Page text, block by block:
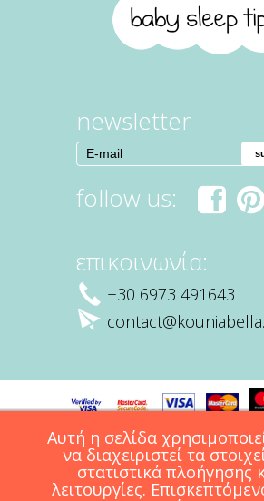
newsletter
follow us:
ebo
ok
επικοινωνία:
+30 6973 491643
Παράδοση Επιστροφές
Design WHITE / Website Development
Αυτή η σελίδα
να διαχειριστεί τα
στατιστικά πλοήγησης
λειτουργίες.